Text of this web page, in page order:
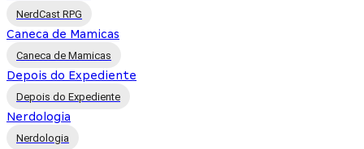
NerdCast RPG
Caneca de Mamicas
Caneca de Mamicas
Depois do Expediente
Depois do Expediente
Nerdologia
Nerdologia